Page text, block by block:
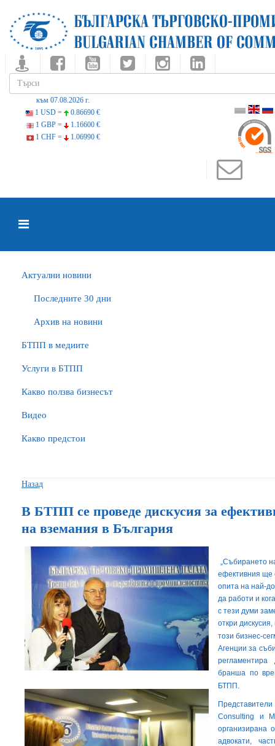
към 07.08.2026 г.
1 USD =
0.86690 €
1 GBP =
1.16600 €
1 CHF =
1.06990 €
Актуални новини
Последните 30 дни
Архив на новини
БTПП в медиите
Услуги в БТПП
Какво ползва бизнесът
Видео
Какво предстои
Назад
В БТПП се проведе дискусия за
на вземания в България
„Събирането
ефективния ще
опита на най-
да работи и
с тези думи
откри
този бизнес-
Агенции за
бранша по
БТПП.
Consulting и
организирана
адвокати,